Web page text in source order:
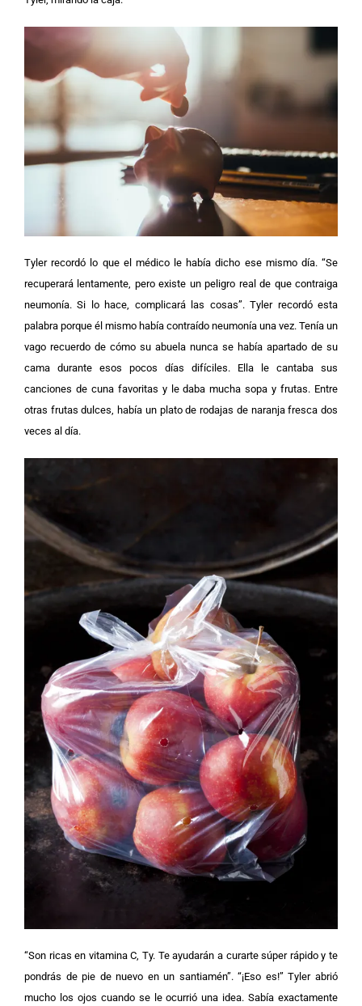
Tyler recordó lo que el médico le había dicho ese mismo día. “Se
recuperará lentamente, pero existe un peligro real de que contraiga
neumonía. Si lo hace, complicará las cosas”.Tyler recordó esta
palabra porque él mismo había contraído neumonía una vez. Tenía un
vago recuerdo de cómo su abuela nunca se había apartado de su
cama durante esos pocos días difíciles. Ella le cantaba sus
canciones de cuna favoritas y le daba mucha sopa y frutas. Entre
otras frutas dulces, había un plato de rodajas de naranja fresca dos
veces al día.
“Son ricas en vitamina C, Ty. Te ayudarán a curarte súper rápido y te
pondrás de pie de nuevo en un santiamén”.“¡Eso es!” Tyler abrió
mucho los ojos cuando se le ocurrió una idea. Sabía exactamente